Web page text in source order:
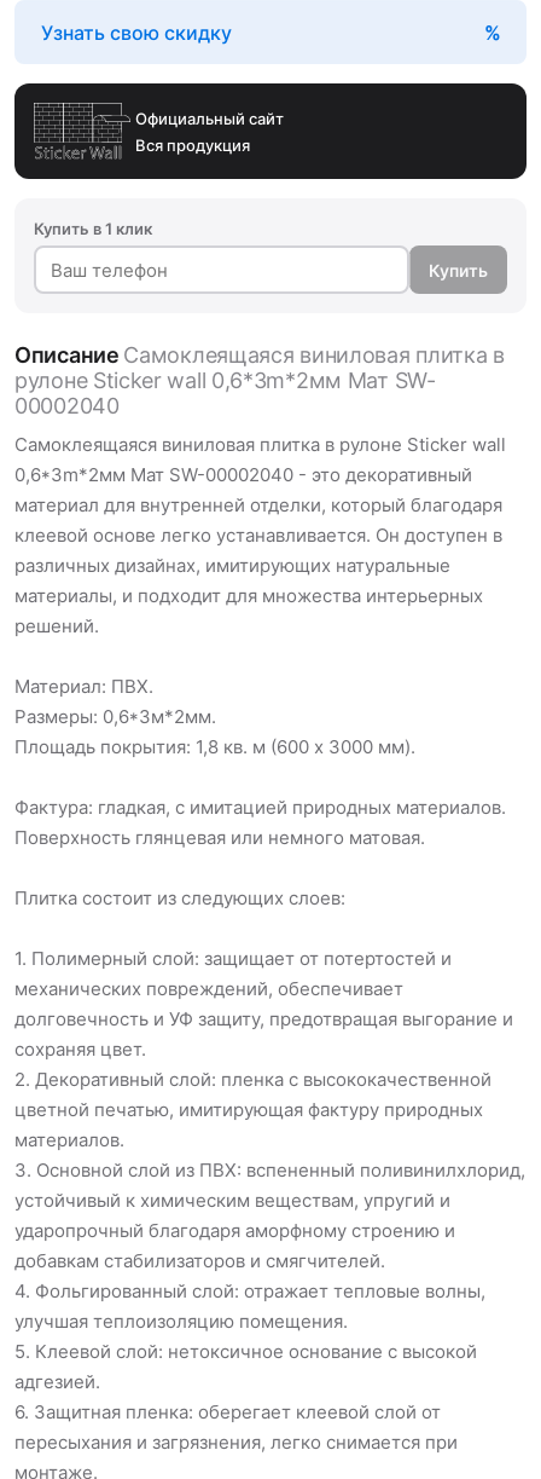
Узнать свою скидку
Официальный сайт
Вся продукция
Купить в 1 клик
Купить
Описание Самоклеящаяся виниловая плитка в
рулоне Sticker wall 0,6*3m*2мм Мат SW-
00002040
Самоклеящаяся виниловая плитка в рулоне Sticker wall
0,6*3m*2мм Мат SW-00002040 - это декоративный
материал для внутренней отделки, который благодаря
клеевой основе легко устанавливается. Он доступен в
различных дизайнах, имитирующих натуральные
материалы, и подходит для множества интерьерных
решений.
Материал: ПВХ.
Размеры: 0,6*3м*2мм.
Площадь покрытия: 1,8 кв. м (600 х 3000 мм).
Фактура: гладкая, с имитацией природных материалов.
Поверхность глянцевая или немного матовая.
Плитка состоит из следующих слоев:
1. Полимерный слой: защищает от потертостей и
механических повреждений, обеспечивает
долговечность и УФ защиту, предотвращая выгорание и
сохраняя цвет.
2. Декоративный слой: пленка с высококачественной
цветной печатью, имитирующая фактуру природных
материалов.
3. Основной слой из ПВХ: вспененный поливинилхлорид,
устойчивый к химическим веществам, упругий и
ударопрочный благодаря аморфному строению и
добавкам стабилизаторов и смягчителей.
4. Фольгированный слой: отражает тепловые волны,
улучшая теплоизоляцию помещения.
5. Клеевой слой: нетоксичное основание с высокой
адгезией.
6. Защитная пленка: оберегает клеевой слой от
пересыхания и загрязнения, легко снимается при
монтаже.